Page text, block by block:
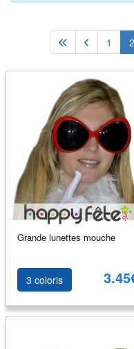
1 2
Grande lunettes mouche
3 coloris